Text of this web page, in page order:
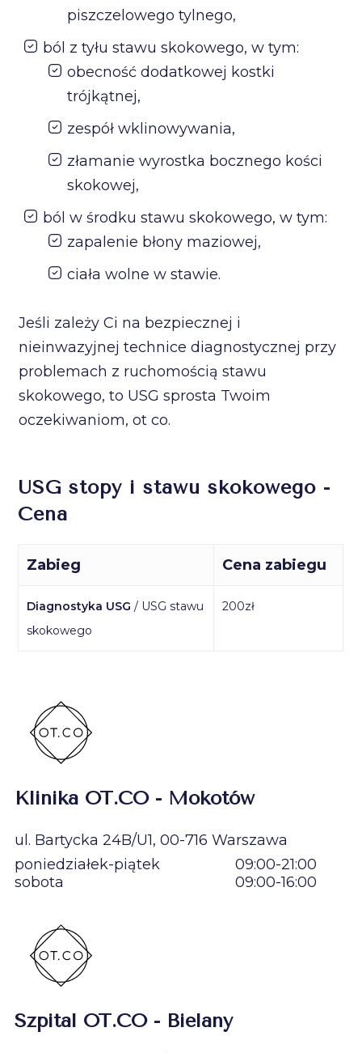
piszczelowego tylnego,
ból z tyłu stawu skokowego, w tym:
obecność dodatkowej kostki
trójkątnej,
zespół wklinowywania,
złamanie wyrostka bocznego kości
skokowej,
ból w środku stawu skokowego, w tym:
zapalenie błony maziowej,
ciała wolne w stawie.
Jeśli zależy Ci na bezpiecznej i
nieinwazyjnej technice diagnostycznej przy
problemach z ruchomością stawu
skokowego, to USG sprosta Twoim
oczekiwaniom, ot co.
USG stopy i stawu skokowego -
Cena
Zabieg Cena zabiegu
Diagnostyka USG / USG stawu
skokowego
200zł
Klinika OT.CO - Mokotów
ul. Bartycka 24B/U1, 00-716 Warszawa
poniedziałek-piątek
09:00-21:00
sobota
09:00-16:00
Szpital OT.CO - Bielany